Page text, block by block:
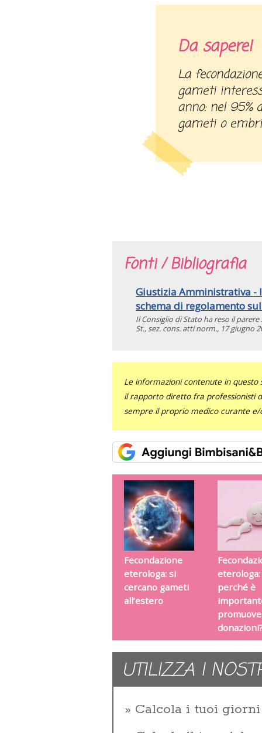
Da sapere!
La fecondazione eterologa con donazione di
gameti
anno: nel 95%
gameti o
Fonti / Bibliografia
Giustizia Amministrativa -
schema di regolamento
Il Consiglio di Stato ha reso il
St., sez. cons. atti norm., 17 giugno
Le informazioni contenute in
il rapporto diretto fra professionisti
sempre il proprio medico curante e/
Fecondazione
eterologa: si
cercano gameti
all’estero
eterologa:
perché è
UTILIZZA I
Calcola i tuoi